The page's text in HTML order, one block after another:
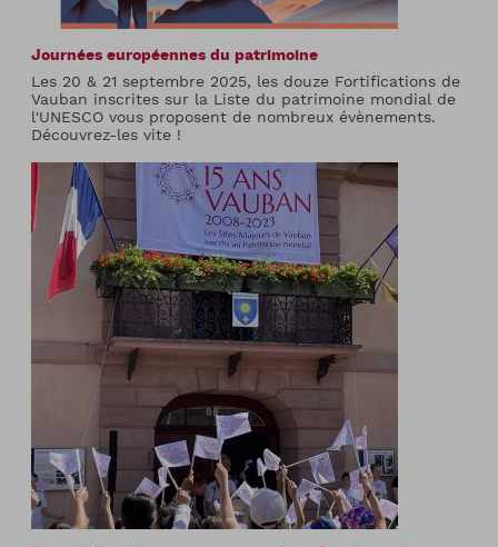
Journées européennes du patrimoine
Les 20 & 21 septembre 2025, les douze Fortifications de
Vauban inscrites sur la Liste du patrimoine mondial de
l'UNESCO vous proposent de nombreux évènements.
Découvrez-les vite !